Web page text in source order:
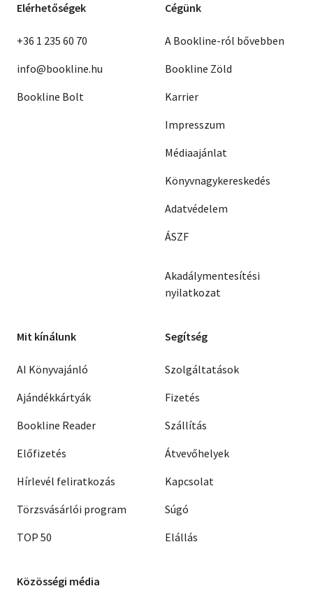
Elérhetőségek
+36 1 235 60 70
info@bookline.hu
Bookline Bolt
Cégünk
A Bookline-ról bővebben
Bookline Zöld
Karrier
Impresszum
Médiaajánlat
Könyvnagykereskedés
Adatvédelem
ÁSZF
Akadálymentesítési
nyilatkozat
Mit kínálunk
AI Könyvajánló
Ajándékkártyák
Bookline Reader
Előfizetés
Hírlevél feliratkozás
Törzsvásárlói program
TOP 50
Segítség
Szolgáltatások
Fizetés
Szállítás
Átvevőhelyek
Kapcsolat
Súgó
Elállás
Közösségi média